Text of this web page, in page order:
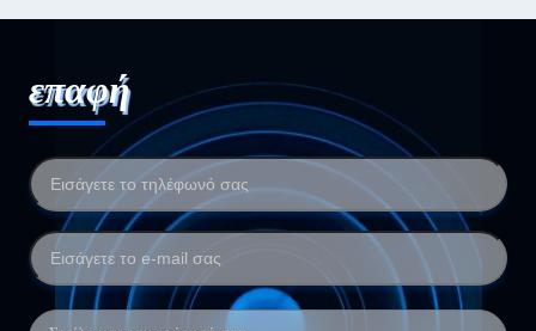
επαφή